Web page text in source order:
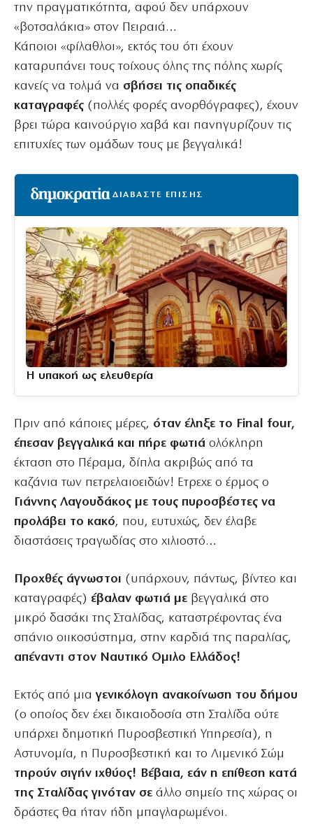
την πραγματικότητα, αφού δεν υπάρχουν
«βοτσαλάκια» στον Πειραιά…
Κάποιοι «φίλαθλοι», εκτός του ότι έχουν
καταρυπάνει τους τοίχους όλης της πόλης χωρίς
κανείς να τολμά να σβήσει τις οπαδικές
καταγραφές (πολλές φορές ανορθόγραφες), έχουν
βρει τώρα καινούργιο χαβά και πανηγυρίζουν τις
επιτυχίες των ομάδων τους με βεγγαλικά!
ΔΙΑΒΑΣΤΕ ΕΠΙΣΗΣ
Η υπακοή ως ελευθερία
Πριν από κάποιες μέρες, όταν έληξε το Final four,
έπεσαν βεγγαλικά και πήρε φωτιά ολόκληρη
έκταση στο Πέραμα, δίπλα ακριβώς από τα
καζάνια των πετρελαιοειδών! Ετρεχε ο έρμος ο
Γιάννης Λαγουδάκος με τους πυροσβέστες να
προλάβει το κακό, που, ευτυχώς, δεν έλαβε
διαστάσεις τραγωδίας στο χιλιοστό…
Προχθές άγνωστοι (υπάρχουν, πάντως, βίντεο και
καταγραφές) έβαλαν φωτιά με βεγγαλικά στο
μικρό δασάκι της Σταλίδας, καταστρέφοντας ένα
σπάνιο οιικοσύστημα, στην καρδιά της παραλίας,
απέναντι στον Ναυτικό Ομιλο Ελλάδος!
Εκτός από μιαγενικόλογη ανακοίνωση του δήμου
(ο οποίος δεν έχει δικαιοδοσία στη Σταλίδα ούτε
υπάρχει δημοτική Πυροσβεστική Υπηρεσία), η
Αστυνομία, η Πυροσβεστική και το Λιμενικό Σώμ
τηρούν σιγήν ιχθύος! Βέβαια, εάν η επίθεση κατά
της Σταλίδας γινόταν σε άλλο σημείο της χώρας οι
δράστες θα ήταν ήδη μπαγλαρωμένοι.